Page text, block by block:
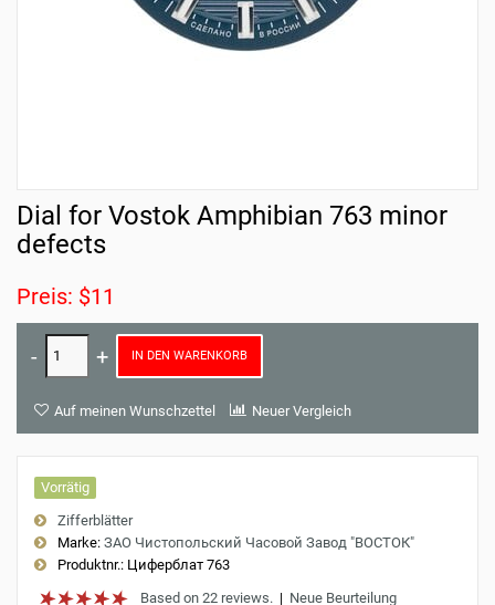
Dial for Vostok Amphibian 763 minor
defects
Preis: $11
IN DEN WARENKORB
Auf meinen Wunschzettel Neuer Vergleich
Vorrätig
Zifferblätter
Marke: ЗАО Чистопольский Часовой Завод "ВОСТОК"
Produktnr.: Циферблат 763
Based on 22 reviews. | Neue Beurteilung